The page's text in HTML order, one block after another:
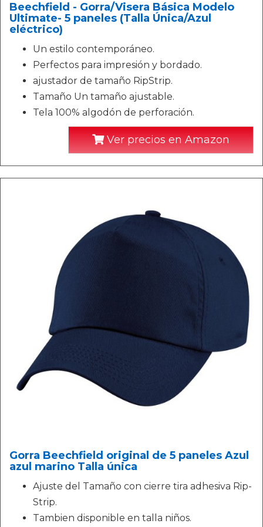
Beechfield - Gorra/Visera Básica Modelo
Ultimate- 5 paneles (Talla Única/Azul
eléctrico)
Un estilo contemporáneo.
Perfectos para impresión y bordado.
ajustador de tamaño RipStrip.
Tamaño Un tamaño ajustable.
Tela 100% algodón de perforación.
Ver precios en Amazon
Gorra Beechfield original de 5 paneles Azul
azul marino Talla única
Ajuste del Tamaño con cierre tira adhesiva Rip-
Strip.
Tambien disponible en talla niños.